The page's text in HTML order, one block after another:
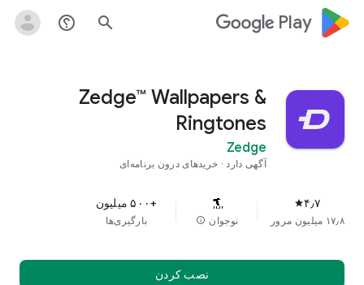
google_logo Play
search
help_outline
Zedge™ Wallpapers &
Ringtones
Zedge
آگهی دارد خریدهای درون برنامه‌ای
۴٫۷star
۱۷٫۸ میلیون مرور نوجوان info
+۵۰۰ میلیون
بارگیری‌ها
نصب کردن